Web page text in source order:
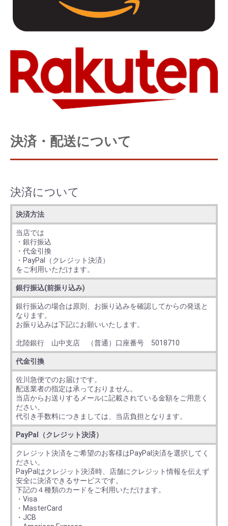
決済・配送について
決済について
決済方法
当店では
・銀行振込
・代金引換
・PayPal（クレジット決済）
をご利用いただけます。
銀行振込(前振り込み)
銀行振込の場合は原則、お振り込みを確認してからの発送と
なります。
お振り込みは下記にお願いいたします。
北陸銀行 山中支店 （普通）口座番号 5018710
代金引換
佐川急便でのお届けです。
配送業者の指定は承っておりません。
当店からお送りするメールに記載されている金額をご用意く
ださい。
代引き手数料につきましては、当店負担となります。
PayPal（クレジット決済）
クレジット決済をご希望のお客様はPayPal決済を選択してく
ださい。
PayPalはクレジット決済時、店舗にクレジット情報を伝えず
安全に決済できるサービスです。
下記の４種類のカードをご利用いただけます。
・Visa
・MasterCard
・JCB